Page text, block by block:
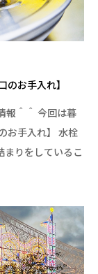
お手入れ】
報＾＾ 今回は暮
手入れ】 水栓
まりをしているこ